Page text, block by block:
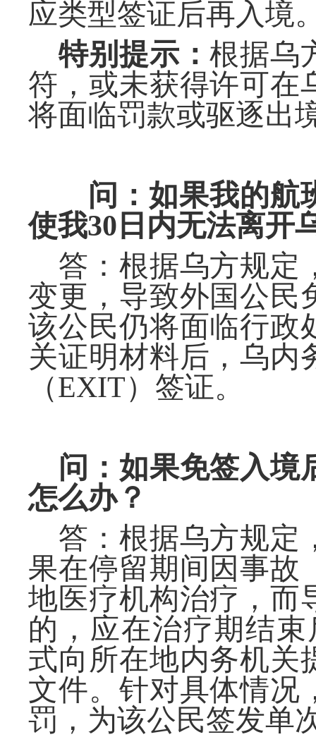
应类型签证后再入境
特别提示：根据乌
符，或未获得许可在
将面临罚款或驱逐出
问： 如果我的航
使我30 日 内无法离开
答：根据乌方规定
变更，导致外国公民
该公民仍将面临行政
关证明材料后，乌内
（EXIT）签证。
问：如果免签入境
怎么办？
答：根据乌方规定
果在停留期间因事故
地医疗机构治疗，而
的 ， 应在治疗期结束
式向 所在地内务机关
文件。 针对具体情况
罚， 为该公民签发单